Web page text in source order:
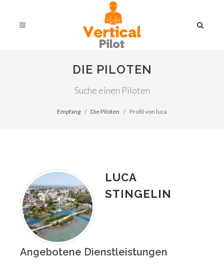
DIE PILOTEN
Suche einen Piloten
Empfang Die Piloten Profil von luca
LUCA
STINGELIN
Angebotene Dienstleistungen